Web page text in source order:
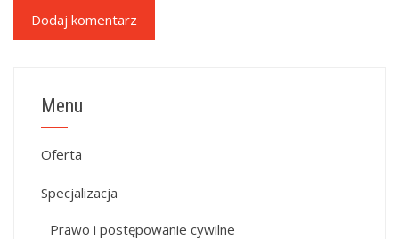
Menu
Oferta
Specjalizacja
Prawo i postępowanie cywilne